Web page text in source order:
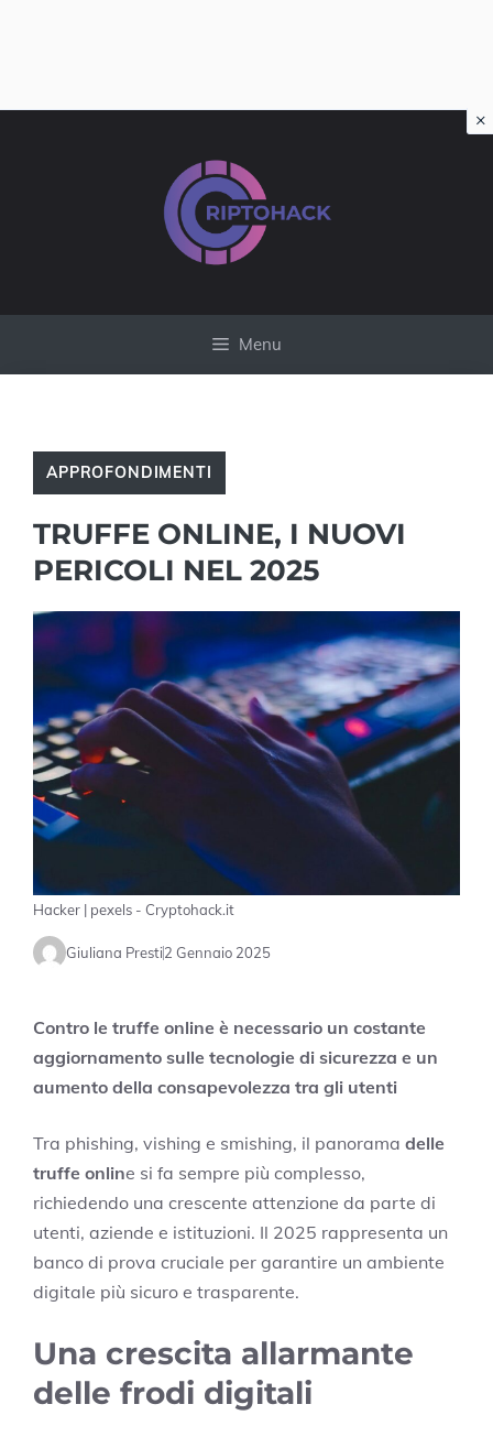
Menu
APPROFONDIMENTI
TRUFFE ONLINE, I NUOVI
PERICOLI NEL 2025
Hacker | pexels - Cryptohack.it
Giuliana Presti2 Gennaio 2025
Contro le truffe online è necessario un costante
aggiornamento sulle tecnologie di sicurezza e un
aumento della consapevolezza tra gli utenti
Tra phishing, vishing e smishing, il panorama delle
truffe online si fa sempre più complesso,
richiedendo una crescente attenzione da parte di
utenti, aziende e istituzioni. Il 2025 rappresenta un
banco di prova cruciale per garantire un ambiente
digitale più sicuro e trasparente.
Una crescita allarmante
delle frodi digitali
×